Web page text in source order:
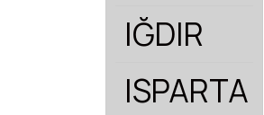
IĞDIR
ISPARTA